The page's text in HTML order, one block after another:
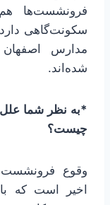
فرونشست‌ها
سکونت‌گاهی دارد
مدارس
شده‌اند.
*به نظر شما
چیست؟
وقوع
اخیر است که